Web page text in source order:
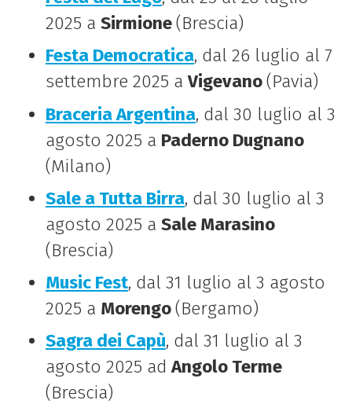
2025 a Sirmione(Brescia)
Festa Democratica, dal 26 luglio al 7
settembre 2025 aVigevano(Pavia)
Braceria Argentina, dal 30 luglio al 3
agosto 2025 a Paderno Dugnano
(Milano)
Sale a Tutta Birra, dal 30 luglio al 3
agosto 2025 a Sale Marasino
(Brescia)
Music Fest, dal 31 luglio al 3 agosto
2025 a Morengo(Bergamo)
Sagra dei Capù, dal 31 luglio al 3
agosto 2025 adAngolo Terme
(Brescia)